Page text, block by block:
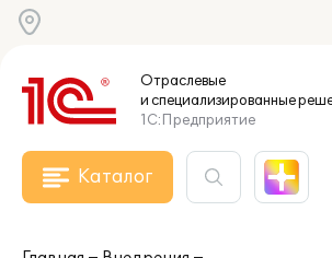
Отраслевые
и специализированные
1С:Предприятие
Каталог